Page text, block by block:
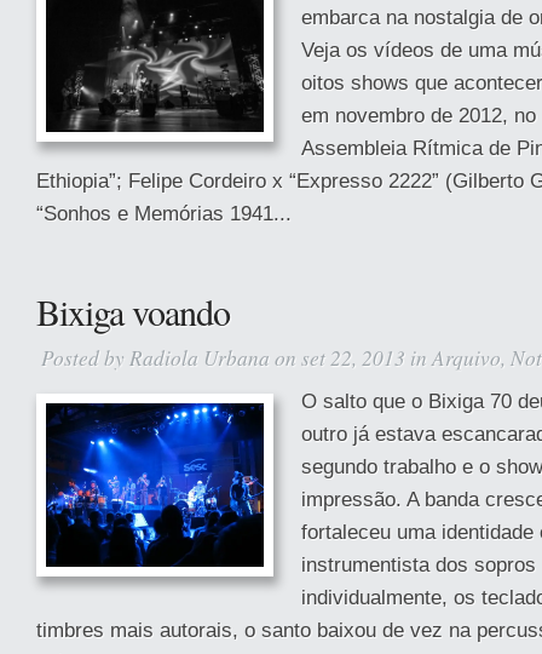
embarca na nostalgia de
Veja os vídeos de uma
oitos shows que
em novembro de 2012,
Assembleia Rítmica de
Ethiopia”; Felipe Cordeiro x “Expresso 2222” (Gilberto
“Sonhos e Memórias 1941...
Bixiga voando
Posted by Radiola Urbana on set 22, 2013 inArquivo,
O salto que o Bixiga 70
outro já estava
segundo trabalho e o
impressão. A banda
fortaleceu uma
instrumentista dos
individualmente, os
timbres mais autorais, o santo baixou de vez na